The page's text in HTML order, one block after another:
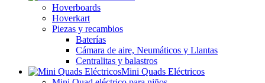
Hoverboards
Hoverkart
Piezas y recambios
Baterías
Cámara de aire, Neumáticos y Llantas
Centralitas y balastros
Mini Quads Eléctricos